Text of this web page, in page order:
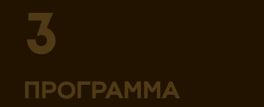
3
ПРОГРАММА